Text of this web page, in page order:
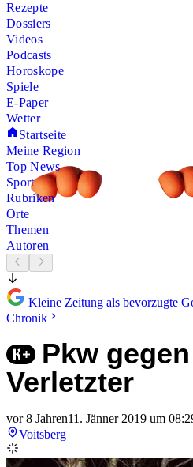
Rezepte
Dossiers
Videos
Podcasts
Horoskope
Spiele
E-Paper
Wetter
Startseite
Meine Region
Top News
Sport
Rubriken
Orte
Themen
Autoren
Kleine Zeitung als bevorzugte
Chronik
Pkw
Verletzter
vor 8 Jahren11. Jänner 2019 um
Voitsberg